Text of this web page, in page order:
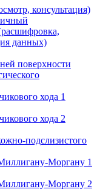
консультация)
данных)
поверхности
хода 1
хода 2
подслизистого
Моргану 1
Моргану 2